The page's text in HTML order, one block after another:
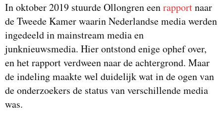
In oktober 2019 stuurde Ollongren eenrapportnaar
de Tweede Kamer waarin Nederlandse media werden
ingedeeld in mainstream media en
junknieuwsmedia. Hier ontstond enige ophef over,
en het rapport verdween naar de achtergrond. Maar
de indeling maakte wel duidelijk wat in de ogen van
de onderzoekers de status van verschillende media
was.